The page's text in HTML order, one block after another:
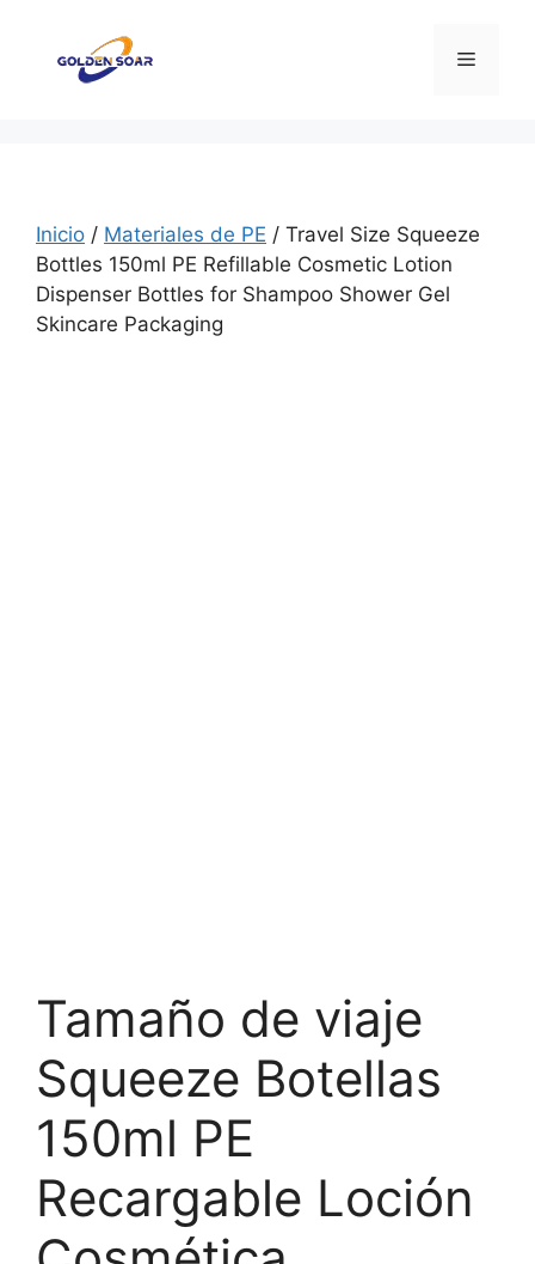
contenido
Menú
Inicio / Materiales de PE / Travel Size Squeeze
Bottles 150ml PE Refillable Cosmetic Lotion
Dispenser Bottles for Shampoo Shower Gel
Skincare Packaging
Tamaño de viaje
Squeeze Botellas
150ml PE
Recargable Loción